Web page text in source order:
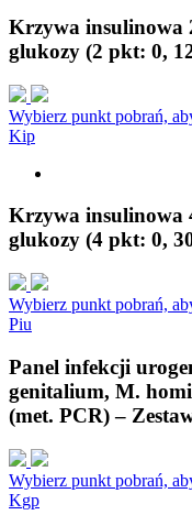
Krzywa insulinowa
glukozy (2 pkt: 0,
Wybierz punkt pobrań,
Kip
Krzywa insulinowa
glukozy (4 pkt: 0,
Wybierz punkt pobrań,
Piu
Panel infekcji
genitalium, M.
(met. PCR) –
Wybierz punkt pobrań,
Kgp